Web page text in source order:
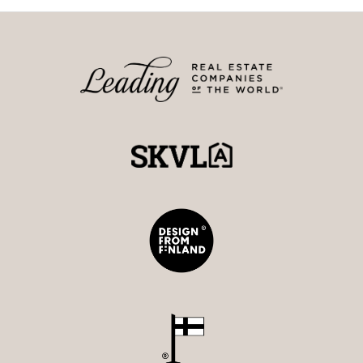
on erillinen poistoilmakone nopeaan
kosteudenhallintaan esimerkiksi autopesun jälkeen.
Varaava Fiona 120 puupihi takka kuuluu Warma-
Härmä-Airin ilmastoivalla aktiivipiipulla.
ilmansuunnalla ne ovat UV-suojattuja. Ikkunat ovat
lämmöneristävyydeltään aikansa parhaita. Ovet ovat
hyvin eristettyjä Arctic-malleja. Talon energiankulutus